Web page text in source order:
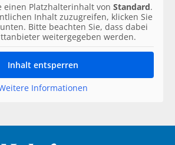
einen Platzhalterinhalt von Standard.
Inhalt zuzugreifen, klicken Sie
Bitte beachten Sie, dass dabei
weitergegeben werden.
Inhalt entsperren
Informationen